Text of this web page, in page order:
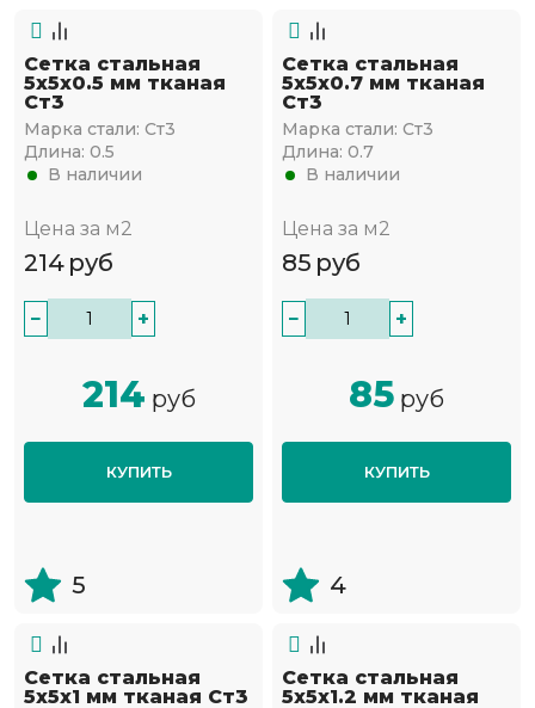
Сетка стальная
5х5х0.5 мм тканая
Ст3
Марка стали: Ст3
Длина: 0.5
В наличии
Цена за м2
214 руб
− +
214 руб
КУПИТЬ
5
Сетка стальная
5х5х0.7 мм тканая
Ст3
Марка стали: Ст3
Длина: 0.7
В наличии
Цена за м2
85 руб
− +
85 руб
КУПИТЬ
4
Сетка стальная
5х5х1 мм тканая Ст3
Сетка стальная
5х5х1.2 мм тканая